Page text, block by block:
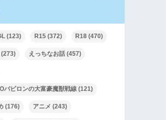
(123) R15 (372) R18 (470)
(273) えっちなお話 (457)
バビロンの大富豪魔獣戦線 (121)
(176) アニメ (243)